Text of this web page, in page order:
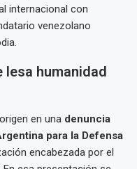
internacional con
venezolano
lesa humanidad
en una denuncia
para la Defensa
encabezada por el